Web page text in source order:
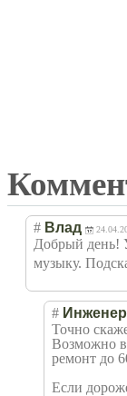
# Влад
Добрый день!
музыку.
#
Точно
Возможно в
ремонт до
Если